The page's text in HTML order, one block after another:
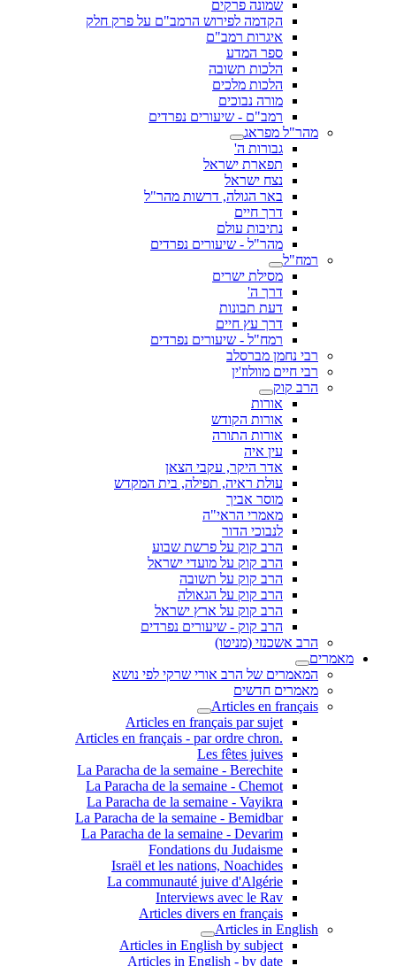
שמונה פרקים
הקדמה לפירוש הרמב"ם על פרק חלק
איגרות רמב"ם
ספר המדע
הלכות תשובה
הלכות מלכים
מורה נבוכים
רמב"ם - שיעורים נפרדים
מהר"ל מפראג
גבורות ה'
תפארת ישראל
נצח ישראל
באר הגולה, דרשות מהר"ל
דרך חיים
נתיבות עולם
מהר"ל - שיעורים נפרדים
רמח"ל
מסילת ישרים
דרך ה'
דעת תבונות
דרך עץ חיים
רמח"ל - שיעורים נפרדים
רבי נחמן מברסלב
רבי חיים מוולוז'ין
הרב קוק
אורות
אורות הקודש
אורות התורה
עין איה
אדר היקר, עקבי הצאן
עולת ראיה, תפילה, בית המקדש
מוסר אביך
מאמרי הראי"ה
לנבוכי הדור
הרב קוק על פרשת שבוע
הרב קוק על מועדי ישראל
הרב קוק על תשובה
הרב קוק על הגאולה
הרב קוק על ארץ ישראל
הרב קוק - שיעורים נפרדים
הרב אשכנזי (מניטו)
מאמרים
המאמרים של הרב אורי שרקי לפי נושא
מאמרים חדשים
Articles en français
Articles en français par sujet
.Articles en français - par ordre chron
Les fêtes juives
La Paracha de la semaine - Berechite
La Paracha de la semaine - Chemot
La Paracha de la semaine - Vayikra
La Paracha de la semaine - Bemidbar
La Paracha de la semaine - Devarim
Fondations du Judaisme
Israël et les nations, Noachides
La communauté juive d'Algérie
Interviews avec le Rav
Articles divers en français
Articles in English
Articles in English by subject
Articles in English - by date